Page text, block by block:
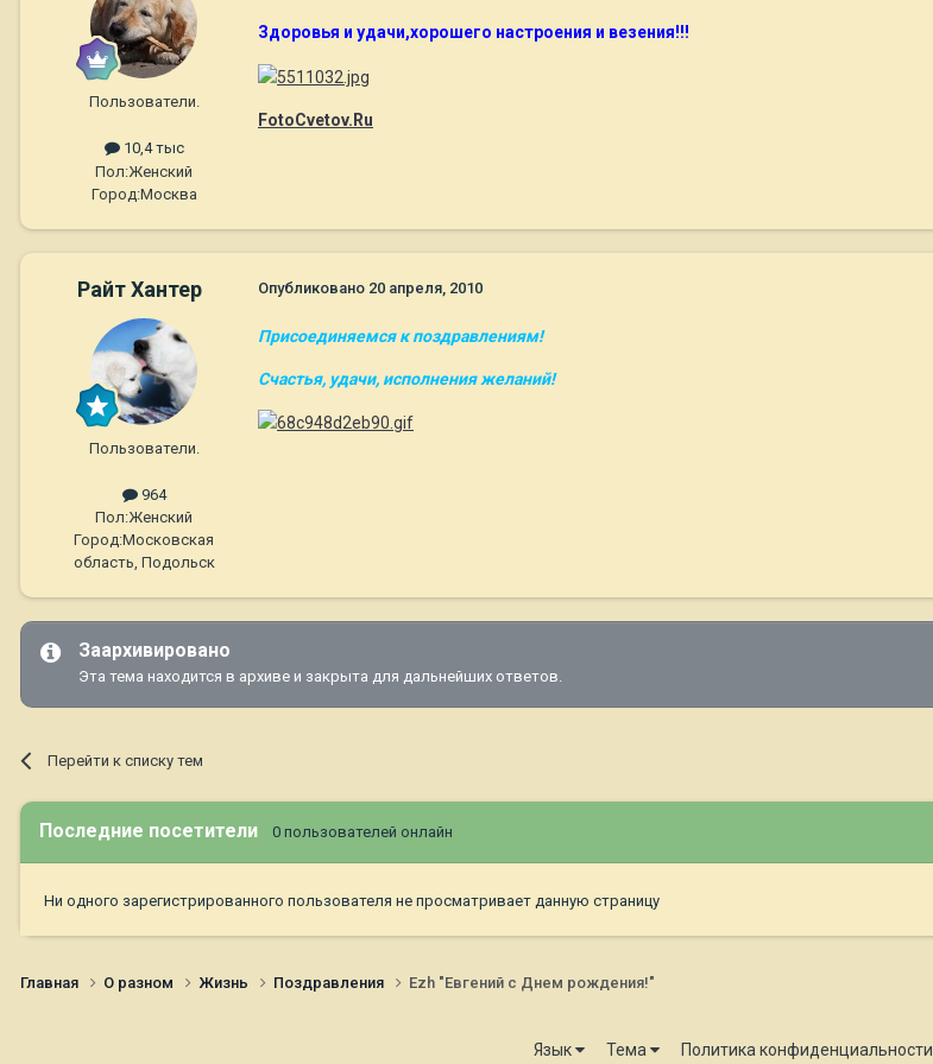
Пользователи.
10,4 тыс
Пол:Женский
Город:Москва
Здоровья и удачи,хорошего настроения и везения!!!
FotoCvetov.Ru
Райт Хантер
Пользователи.
964
Пол:Женский
Город:Московская
область, Подольск
Опубликовано 20 апреля, 2010
Присоединяемся к поздравлениям!
Счастья, удачи, исполнения желаний!
Заархивировано
Эта тема находится в архиве и закрыта для дальнейших ответов.
Перейти к списку тем
Последние посетители 0 пользователей онлайн
Ни одного зарегистрированного пользователя не просматривает данную страницу
Главная О разном Жизнь Поздравления Ezh "Евгений с Днем рождения!"
Язык Тема Политика конфиденциальности